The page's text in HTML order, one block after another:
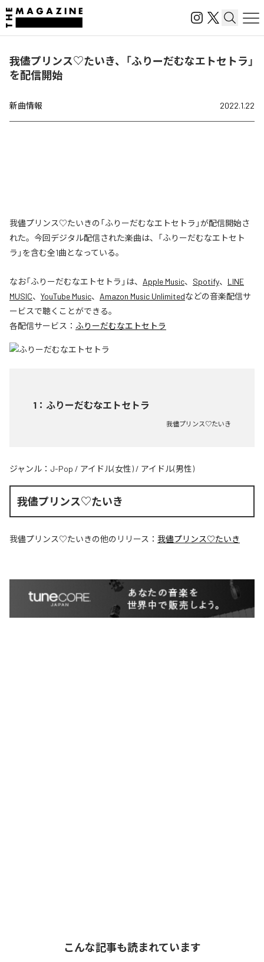
我儘プリンス♡たいき、「ふりーだむなエトセトラ」
を配信開始
新曲情報 2022.1.22
我儘プリンス♡たいきの「ふりーだむなエトセトラ」が配信開始さ
れた。今回デジタル配信された楽曲は、「ふりーだむなエトセト
ラ」を含む全1曲となっている。
なお「ふりーだむなエトセトラ 」は、 Apple Music、 Spotify、 LINE
MUSIC、 YouTube Music、 Amazon Music Unlimitedなどの音楽配信サ
ービスで聴くことができる。
各配信サービス： ふりーだむなエトセトラ
1 ： ふりーだむなエトセトラ
我儘プリンス♡たいき
ジャンル： J-Pop / アイドル(女性) / アイドル(男性)
我儘プリンス♡たいき
我儘プリンス♡たいきの他のリリース： 我儘プリンス♡たいき
こんな記事も読まれています